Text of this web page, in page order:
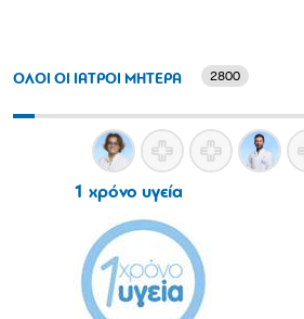
ΟΛΟΙ ΟΙ ΙΑΤΡΟΙ ΜΗΤΕΡΑ 2800
1 χρόνο υγεία